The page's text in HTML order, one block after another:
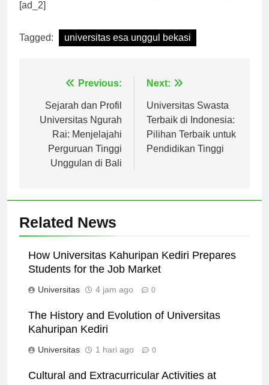
[ad_2]
Tagged: universitas esa unggul bekasi
Navigasi
pos
Previous:
Sejarah dan Profil
Universitas Ngurah
Rai: Menjelajahi
Perguruan Tinggi
Unggulan di Bali
Next:
Universitas Swasta
Terbaik di Indonesia:
Pilihan Terbaik untuk
Pendidikan Tinggi
Related News
How Universitas Kahuripan Kediri Prepares
Students for the Job Market
Universitas 4 jam ago 0
The History and Evolution of Universitas
Kahuripan Kediri
Universitas 1 hari ago 0
Cultural and Extracurricular Activities at